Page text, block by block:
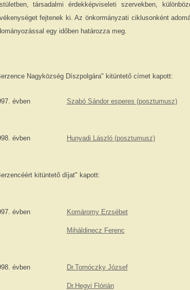
társadalmi érdekképviseleti szervekben,
fejtenek ki. Az önkormányzati ciklusonként
egy időben határozza meg.
Nagyközség Díszpolgára" kitüntető címet kapott:
évben Szabó Sándor esperes (posztumusz)
évben Hunyadi László (posztumusz)
kitüntető díjat" kapott:
évben Komáromy Erzsébet
Miháldinecz Ferenc
évben Dr.Tornóczky József
Dr.Hegyi Flórián